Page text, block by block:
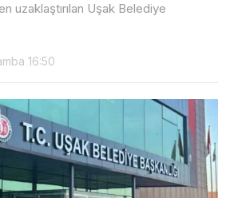
uzaklaştırılan Uşak Belediye
16:50